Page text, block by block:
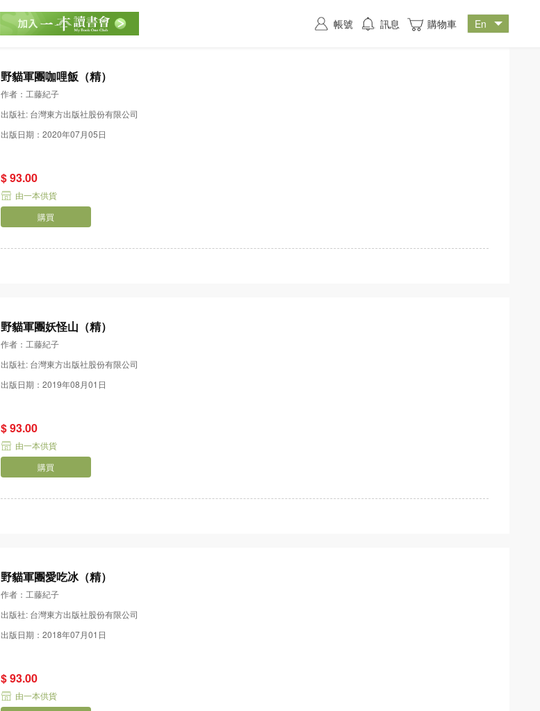
野貓軍團咖哩飯（精）
作者：工藤紀子
出版社: 台灣東方出版社股份有限公司
出版日期：2020年07月05日
$ 93.00
由一本供貨
購買
野貓軍團妖怪山（精）
作者：工藤紀子
出版社: 台灣東方出版社股份有限公司
出版日期：2019年08月01日
$ 93.00
由一本供貨
購買
野貓軍團愛吃冰（精）
作者：工藤紀子
出版社: 台灣東方出版社股份有限公司
出版日期：2018年07月01日
$ 93.00
由一本供貨
帳號 訊息 購物車